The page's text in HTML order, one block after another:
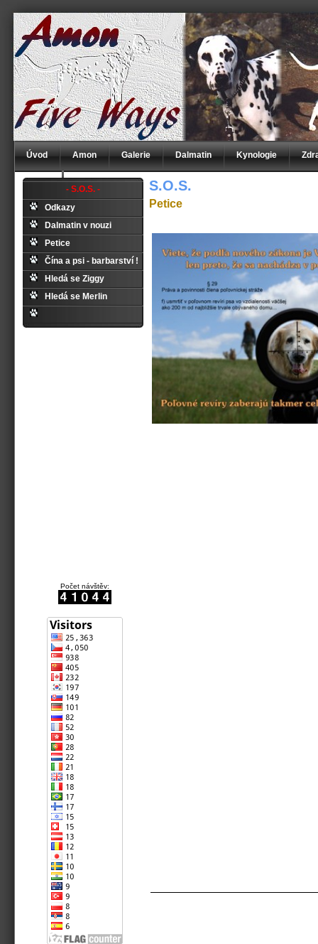
Úvod Amon Galerie Dalmatin Kynologie
S.O.S.
- S.O.S. -
Odkazy
Dalmatin v nouzi
Petice
Čína a psi - barbarství !
Hledá se Ziggy
Hledá se Merlin
Počet návštěv:
S.O.S.
Petice